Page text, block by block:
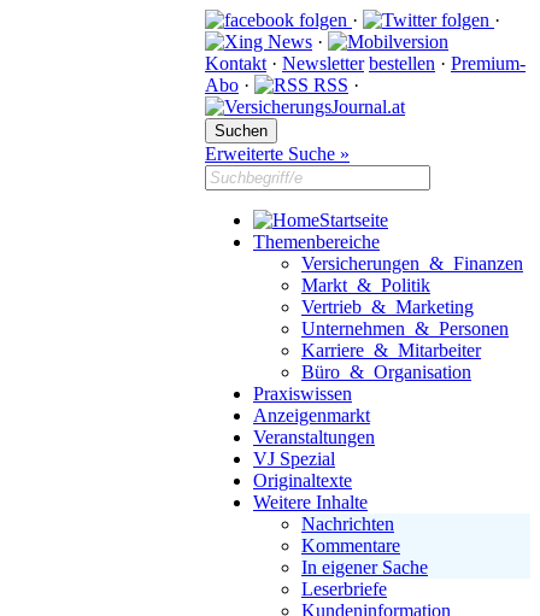
·
·
·
Kontakt · Newsletter bestellen · Premium-
Abo · RSS ·
Erweiterte Suche »
Startseite
Themenbereiche
Versicherungen & Finanzen
Markt & Politik
Vertrieb & Marketing
Unternehmen & Personen
Karriere & Mitarbeiter
Büro & Organisation
Praxiswissen
Anzeigenmarkt
Veranstaltungen
VJ Spezial
Originaltexte
Weitere Inhalte
Nachrichten
Kommentare
In eigener Sache
Leserbriefe
Kundeninformation